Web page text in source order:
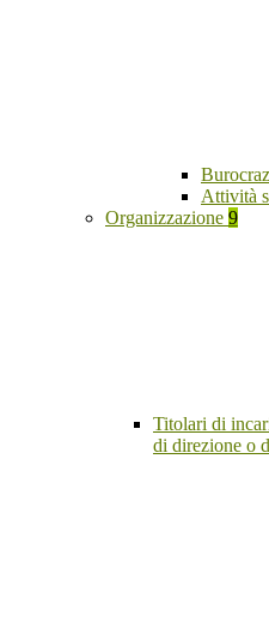
Attività
Organizzazione 9
Titolari di
di direzione o